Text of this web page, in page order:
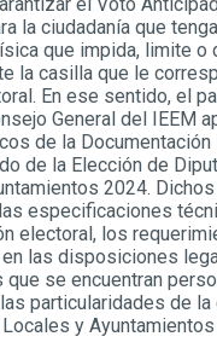
la ciudadanía que
que impida, limite o
la casilla que le
En ese sentido, el
General del IEEM
de la Documentación
de la Elección de
2024.
especificaciones
electoral, los
las disposiciones
que se encuentran
particularidades de
y